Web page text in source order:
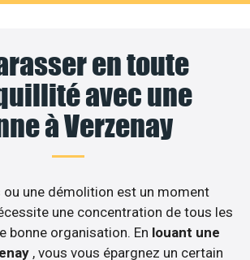
en toute
avec une
à Verzenay
ou une démolition est un moment
une concentration de tous les
bonne organisation. En louant une
, vous vous épargnez un certain